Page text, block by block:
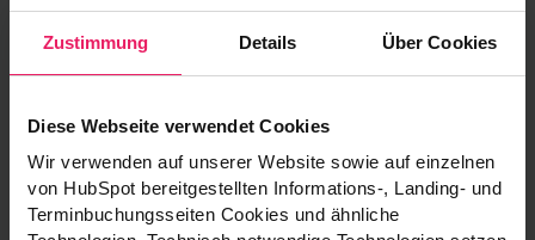
Zustimmung Details Über Cookies
Diese Webseite verwendet Cookies
Wir verwenden auf unserer Website sowie auf einzelnen
von HubSpot bereitgestellten Informations-, Landing- und
Terminbuchungsseiten Cookies und ähnliche
Zuverlässige Datenschutzberatung